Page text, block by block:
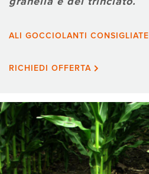
ALI GOCCIOLANTI CONSIGLIATE
RICHIEDI OFFERTA